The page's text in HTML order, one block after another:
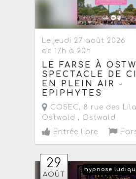
Le jeudi 27 août 2026
de 17h à 20h
LE FARSE À
SPECTACLE DE
EN PLEIN AIR -
EPIPHYTES
COSEC, 8 rue des
Ostwald , Ostwald
Entrée libre
29
AOÛT
hypnose